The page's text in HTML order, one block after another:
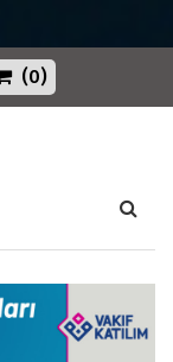
(0)